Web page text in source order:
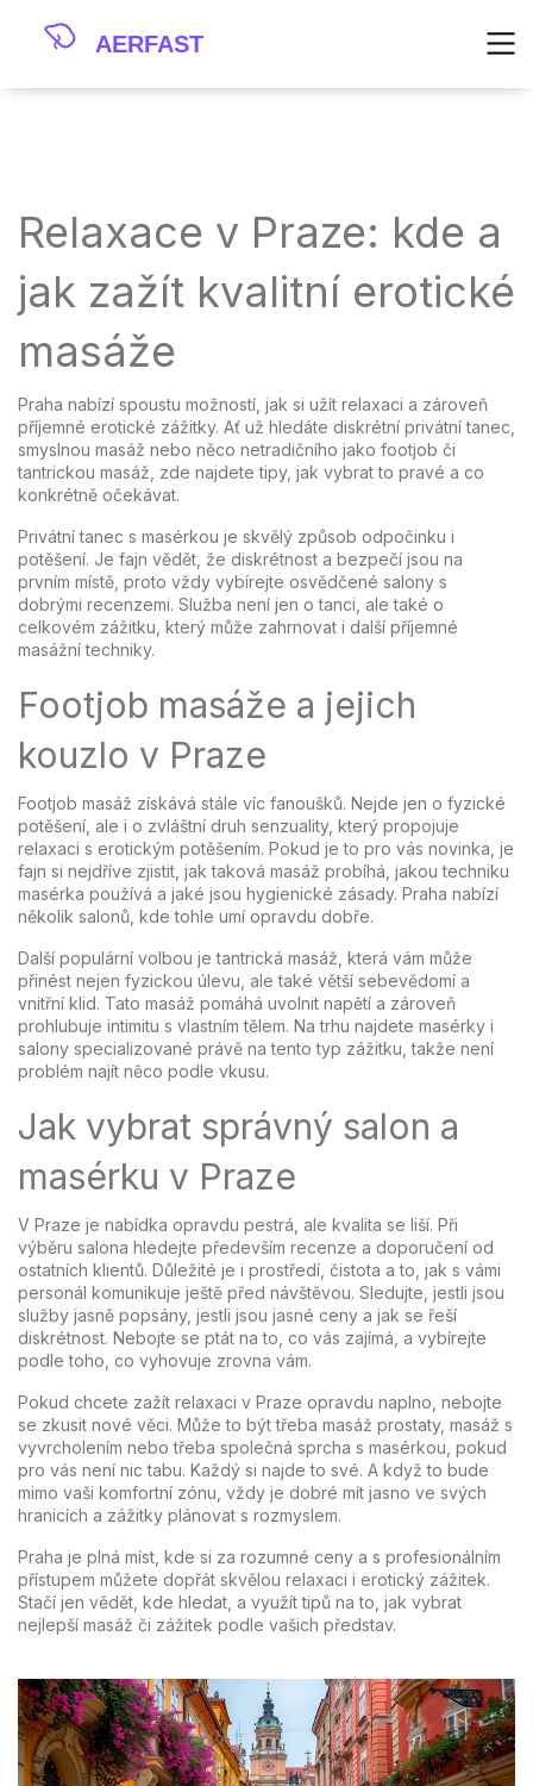
Relaxace v Praze: kde a
jak zažít kvalitní erotické
masáže
Praha nabízí spoustu možností, jak si užít relaxaci a zároveň
příjemné erotické zážitky. Ať už hledáte diskrétní privátní tanec,
smyslnou masáž nebo něco netradičního jako footjob či
tantrickou masáž, zde najdete tipy, jak vybrat to pravé a co
konkrétně očekávat.
Privátní tanec s masérkou je skvělý způsob odpočinku i
potěšení. Je fajn vědět, že diskrétnost a bezpečí jsou na
prvním místě, proto vždy vybírejte osvědčené salony s
dobrými recenzemi. Služba není jen o tanci, ale také o
celkovém zážitku, který může zahrnovat i další příjemné
masážní techniky.
Footjob masáže a jejich
kouzlo v Praze
Footjob masáž získává stále víc fanoušků. Nejde jen o fyzické
potěšení, ale i o zvláštní druh senzuality, který propojuje
relaxaci s erotickým potěšením. Pokud je to pro vás novinka, je
fajn si nejdříve zjistit, jak taková masáž probíhá, jakou techniku
masérka používá a jaké jsou hygienické zásady. Praha nabízí
několik salonů, kde tohle umí opravdu dobře.
Další populární volbou je tantrická masáž, která vám může
přinést nejen fyzickou úlevu, ale také větší sebevědomí a
vnitřní klid. Tato masáž pomáhá uvolnit napětí a zároveň
prohlubuje intimitu s vlastním tělem. Na trhu najdete masérky i
salony specializované právě na tento typ zážitku, takže není
problém najít něco podle vkusu.
Jak vybrat správný salon a
masérku v Praze
V Praze je nabídka opravdu pestrá, ale kvalita se liší. Při
výběru salona hledejte především recenze a doporučení od
ostatních klientů. Důležité je i prostředí, čistota a to, jak s vámi
personál komunikuje ještě před návštěvou. Sledujte, jestli jsou
služby jasně popsány, jestli jsou jasné ceny a jak se řeší
diskrétnost. Nebojte se ptát na to, co vás zajímá, a vybírejte
podle toho, co vyhovuje zrovna vám.
Pokud chcete zažít relaxaci v Praze opravdu naplno, nebojte
se zkusit nové věci. Může to být třeba masáž prostaty, masáž s
vyvrcholením nebo třeba společná sprcha s masérkou, pokud
pro vás není nic tabu. Každý si najde to své. A když to bude
mimo vaši komfortní zónu, vždy je dobré mít jasno ve svých
hranicích a zážitky plánovat s rozmyslem.
Praha je plná míst, kde si za rozumné ceny a s profesionálním
přístupem můžete dopřát skvělou relaxaci i erotický zážitek.
Stačí jen vědět, kde hledat, a využít tipů na to, jak vybrat
nejlepší masáž či zážitek podle vašich představ.